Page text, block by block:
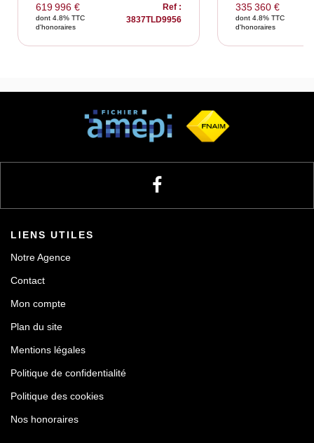
619 996 €
dont 4.8% TTC
d'honoraires
Ref :
3837TLD9956
335 360 €
dont 4.8% TTC
d'honoraires
LIENS UTILES
Notre Agence
Contact
Mon compte
Plan du site
Mentions légales
Politique de confidentialité
Politique des cookies
Nos honoraires